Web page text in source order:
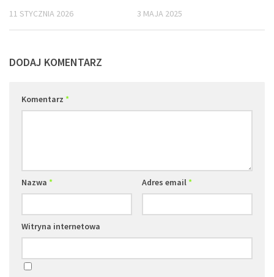
11 STYCZNIA 2026 3 MAJA 2025
DODAJ KOMENTARZ
Komentarz *
Nazwa * Adres email*
Witryna internetowa